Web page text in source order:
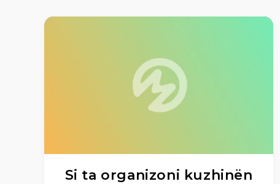
Si ta organizoni kuzhinën